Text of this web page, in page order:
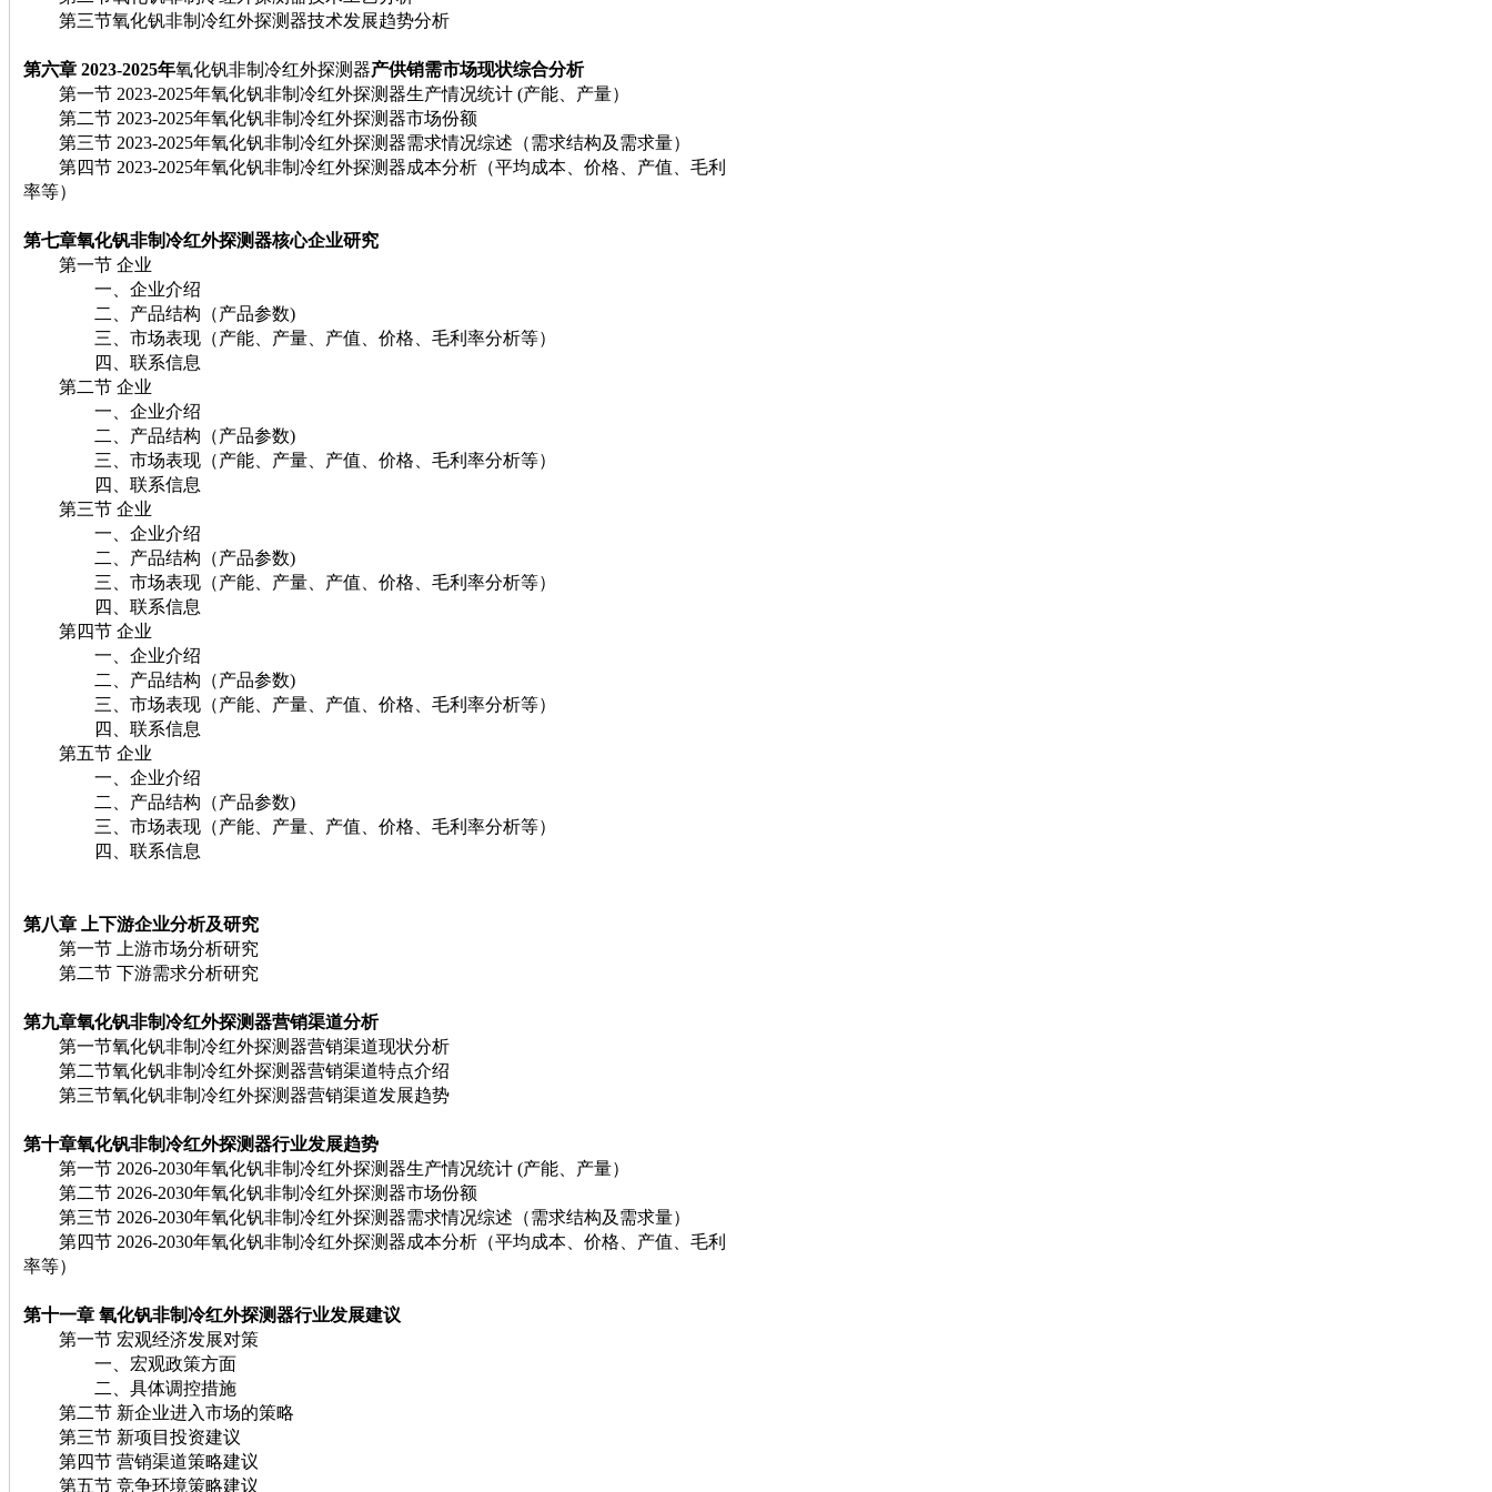
第三节氧化钒非制冷红外探测器技术发展趋势分析
第六章 2023-2025年氧化钒非制冷红外探测器产供销需市场现状综合分析
第一节 2023-2025年氧化钒非制冷红外探测器生产情况统计 (产能、产量）
第二节 2023-2025年氧化钒非制冷红外探测器市场份额
第三节 2023-2025年氧化钒非制冷红外探测器需求情况综述（需求结构及需求量）
第四节 2023-2025年氧化钒非制冷红外探测器成本分析（平均成本、价格、产值、毛利
率等）
第七章氧化钒非制冷红外探测器核心企业研究
第一节 企业
一、企业介绍
二、产品结构（产品参数)
三、市场表现（产能、产量、产值、价格、毛利率分析等）
四、联系信息
第二节 企业
一、企业介绍
二、产品结构（产品参数)
三、市场表现（产能、产量、产值、价格、毛利率分析等）
四、联系信息
第三节 企业
一、企业介绍
二、产品结构（产品参数)
三、市场表现（产能、产量、产值、价格、毛利率分析等）
四、联系信息
第四节 企业
一、企业介绍
二、产品结构（产品参数)
三、市场表现（产能、产量、产值、价格、毛利率分析等）
四、联系信息
第五节 企业
一、企业介绍
二、产品结构（产品参数)
三、市场表现（产能、产量、产值、价格、毛利率分析等）
四、联系信息
第八章
上下游企业分析及研究
第一节 上游市场分析研究
第二节 下游需求分析研究
第九章氧化钒非制冷红外探测器营销渠道分析
第一节氧化钒非制冷红外探测器营销渠道现状分析
第二节氧化钒非制冷红外探测器营销渠道特点介绍
第三节氧化钒非制冷红外探测器营销渠道发展趋势
第十章氧化钒非制冷红外探测器行业发展趋势
第一节 2026-2030年氧化钒非制冷红外探测器生产情况统计 (产能、产量）
第二节 2026-2030年氧化钒非制冷红外探测器市场份额
第三节 2026-2030年氧化钒非制冷红外探测器需求情况综述（需求结构及需求量）
第四节 2026-2030年氧化钒非制冷红外探测器成本分析（平均成本、价格、产值、毛利
率等）
第十一章 氧化钒非制冷红外探测器行业发展建议
第一节 宏观经济发展对策
一、宏观政策方面
二、具体调控措施
第二节 新企业进入市场的策略
第三节 新项目投资建议
第四节 营销渠道策略建议
第五节 竞争环境策略建议